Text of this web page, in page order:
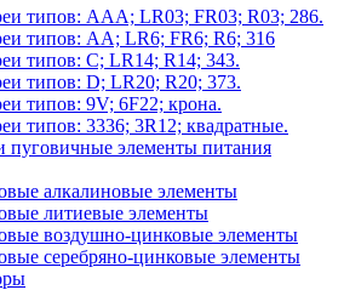
типов: AAA; LR03; FR03; R03; 286.
типов: AA; LR6; FR6; R6; 316
типов: C; LR14; R14; 343.
типов: D; LR20; R20; 373.
типов: 9V; 6F22; крона.
типов: 3336; 3R12; квадратные.
пуговичные элементы питания
алкалиновые элементы
литиевые элементы
воздушно-цинковые элементы
серебряно-цинковые элементы